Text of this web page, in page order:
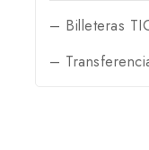
– Billeteras
–